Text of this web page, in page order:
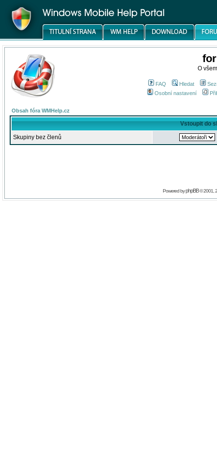
O
FAQ Hledat
Osobní nastavení
Obsah fóra WMHelp.cz
Vstoupit do
Skupiny bez členů
Powered byphpBB© 2001,